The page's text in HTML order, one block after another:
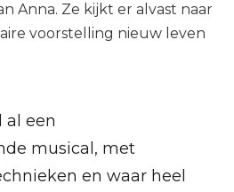
Anna. Ze kijkt er alvast naar
voorstelling nieuw leven
al een
musical, met
en waar heel